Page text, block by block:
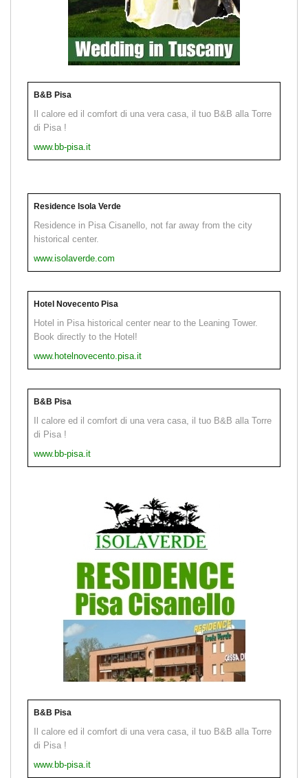
B&B Pisa
Il calore ed il comfort di una vera casa, il tuo B&B alla Torre
di Pisa !
www.bb-pisa.it
Residence Isola Verde
Residence in Pisa Cisanello, not far away from the city
historical center.
www.isolaverde.com
Hotel Novecento Pisa
Hotel in Pisa historical center near to the Leaning Tower.
Book directly to the Hotel!
www.hotelnovecento.pisa.it
B&B Pisa
Il calore ed il comfort di una vera casa, il tuo B&B alla Torre
di Pisa !
www.bb-pisa.it
B&B Pisa
Il calore ed il comfort di una vera casa, il tuo B&B alla Torre
di Pisa !
www.bb-pisa.it